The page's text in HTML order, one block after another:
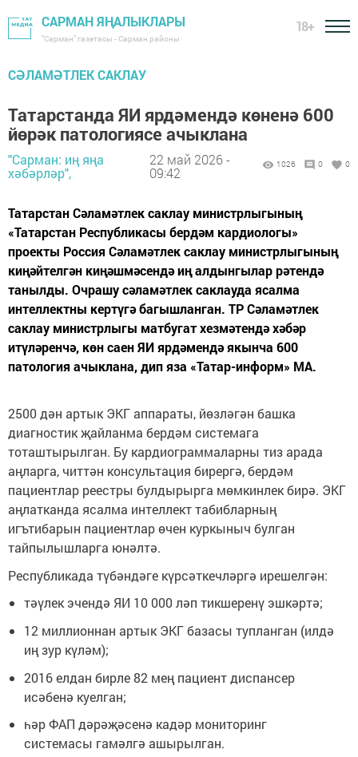
САРМАН ЯҢАЛЫКЛАРЫ
"Сарман" газетасы - Сарман районы
18+
СӘЛАМӘТЛЕК САКЛАУ
Татарстанда ЯИ ярдәмендә көненә 600
йөрәк патологиясе ачыклана
"Сарман: иң яңа
хәбәрләр",
22 май 2026 -
09:42
1026 0 0
Татарстан Сәламәтлек саклау министрлыгының
«Татарстан Республикасы бердәм кардиологы»
проекты Россия Сәламәтлек саклау министрлыгының
киңәйтелгән киңәшмәсендә иң алдынгылар рәтендә
танылды. Очрашу сәламәтлек саклауда ясалма
интеллектны кертүгә багышланган. ТР Сәламәтлек
саклау министрлыгы матбугат хезмәтендә хәбәр
итүләренчә, көн саен ЯИ ярдәмендә якынча 600
патология ачыклана, дип яза «Татар-информ» МА.
2500 дән артык ЭКГ аппараты, йөзләгән башка
диагностик җайланма бердәм системага
тоташтырылган. Бу кардиограммаларны тиз арада
аңларга, читтән консультация бирергә, бердәм
пациентлар реестры булдырырга мөмкинлек бирә. ЭКГ
аңлатканда ясалма интеллект табибларның
игътибарын пациентлар өчен куркыныч булган
тайпылышларга юнәлтә.
Республикада түбәндәге күрсәткечләргә ирешелгән:
тәүлек эчендә ЯИ 10 000 ләп тикшеренү эшкәртә;
12 миллионнан артык ЭКГ базасы тупланган (илдә
иң зур күләм);
2016 елдан бирле 82 мең пациент диспансер
исәбенә куелган;
һәр ФАП дәрәҗәсенә кадәр мониторинг
системасы гамәлгә ашырылган.